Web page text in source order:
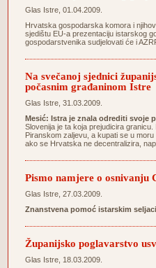
Glas Istre, 01.04.2009.
Hrvatska gospodarska komora i
sjedištu EU-a prezentaciju istarskog
gospodarstvenika sudjelovati će i
Na svečanoj sjednici
počasnim građaninom Istre
Glas Istre, 31.03.2009.
Mesić: Istra je znala odrediti svoje
Slovenija je ta koja prejudicira
Piranskom zaljevu, a kupati se u
ako se Hrvatska ne decentralizira,
Pismo namjere o
Glas Istre, 27.03.2009.
Znanstvena pomoć istarskim
Županijsko poglavarstvo
Glas Istre, 18.03.2009.